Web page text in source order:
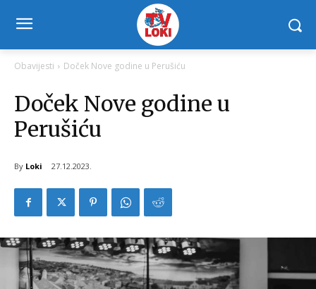
Obavijesti Doček Nove godine u Perušiću
Doček Nove godine u
Perušiću
By Loki 27.12.2023.